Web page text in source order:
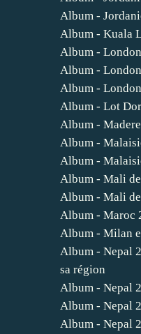
Album -
Album - Kuala
Album -
Album -
Album -
Album - Lot
Album -
Album -
Album -
Album - Mali
Album - Mali
Album - Maroc
Album - Milan
Album - Nepal
sa région
Album - Nepal
Album - Nepal
Album - Nepal